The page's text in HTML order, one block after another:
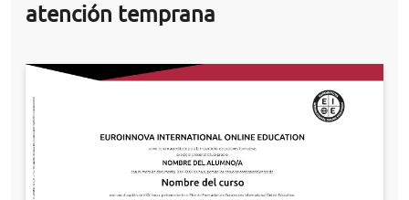
atención temprana